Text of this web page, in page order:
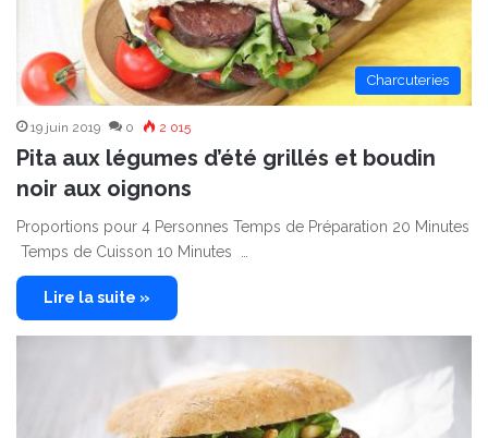
Charcuteries
19 juin 2019 0 2 015
Pita aux légumes d’été grillés et boudin
noir aux oignons
Proportions pour 4 Personnes Temps de Préparation 20 Minutes
Temps de Cuisson 10 Minutes …
Lire la suite »